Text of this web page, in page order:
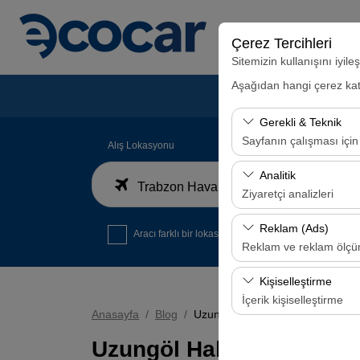
Çerez Tercihleri
Sitemizin kullanışını
Aşağıdan hangi çerez
Gerekli & Teknik
Sayfanın çalışması
Bu çerezler sitenin
bırakılamaz.
Analitik
Ziyaretçi analizleri
Bu çerezler, sitemizin
analiz etmemizi
kullanılır.
Reklam (Ads)
Reklam ve reklam
Bu çerezler, size ilgi
etkinliğini (gösterim
Kişiselleştirme
İçerik kişiselleştirme
deneyiminizin
Alış Lokasyonu
Trabzon Havalimanı İç Hatlar Gelen Yolcu Terminali
Aracı farklı bir lokasyona bırakacağım
Anasayfa Blog Uzungöl Hakkında Merak
Uzungöl Hakkında